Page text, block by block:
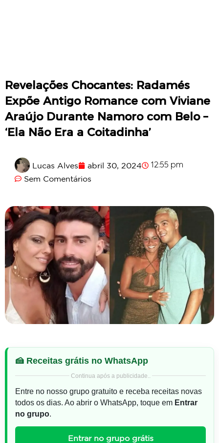
Revelações Chocantes: Radamés
Expõe Antigo Romance com Viviane
Araújo Durante Namoro com Belo –
‘Ela Não Era a Coitadinha’
Lucas Alves abril 30, 2024 12:55 pm
Sem Comentários
🍰 Receitas grátis no WhatsApp
Continua após a publicidade..
Entre no nosso grupo gratuito e receba receitas novas
todos os dias. Ao abrir o WhatsApp, toque em Entrar
no grupo.
Entrar no grupo grátis